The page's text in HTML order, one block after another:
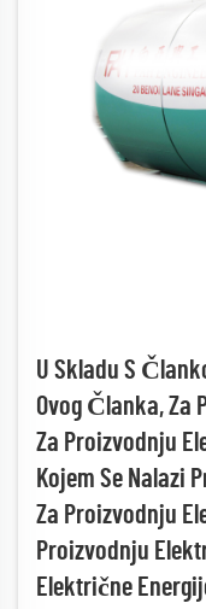
U Skladu S
Ovog Članka, Za
Za Proizvodnju
Kojem Se Nalazi
Za Proizvodnju
Proizvodnju
Električne